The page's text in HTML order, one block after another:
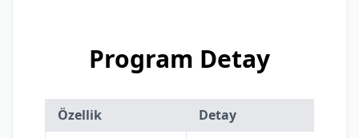
Program Detay
Özellik
Detay